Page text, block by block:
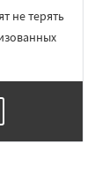
не терять